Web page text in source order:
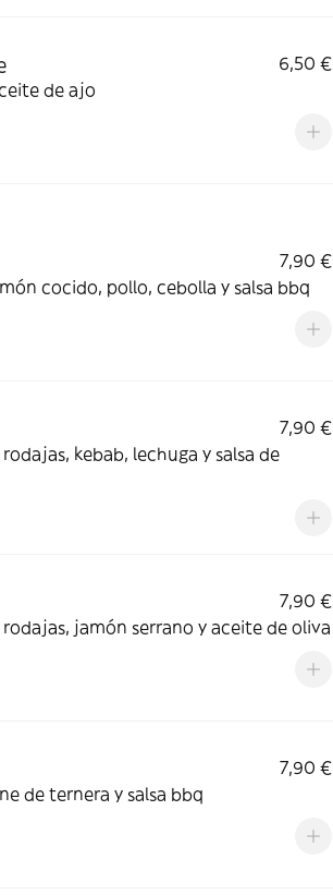
6,50 €
de ajo
7,90 €
cocido, pollo, cebolla y salsa bbq
7,90 €
kebab, lechuga y salsa de
7,90 €
jamón serrano y aceite de oliva
7,90 €
de ternera y salsa bbq